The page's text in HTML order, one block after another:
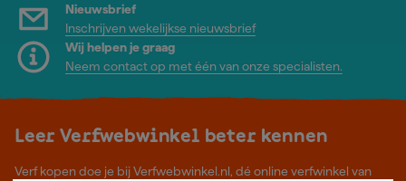
Nieuwsbrief
Inschrijven wekelijkse nieuwsbrief
Wij helpen je graag
Neem contact op met één van onze specialisten.
Leer Verfwebwinkel beter kennen
Verf kopen doe je bij Verfwebwinkel.nl, dé online verfwinkel van